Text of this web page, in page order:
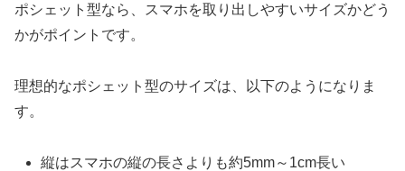
ポシェット型なら、スマホを取り出しやすいサイズかどう
かがポイントです。
理想的なポシェット型のサイズは、以下のようになりま
す。
縦はスマホの縦の長さよりも約5mm～1cm長い